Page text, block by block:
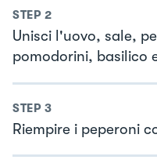
STEP 2
Unisci l'uovo, sale,
pomodorini, basilico
STEP 3
Riempire i peperoni